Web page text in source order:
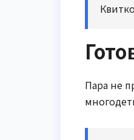
Пара не